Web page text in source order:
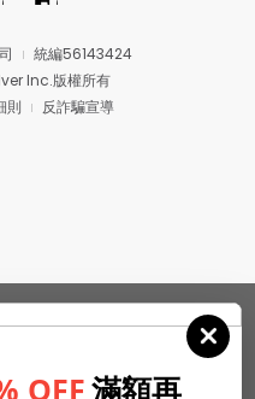
統編56143424
Inc.版權所有
則 反詐騙宣導
OFF滿額再